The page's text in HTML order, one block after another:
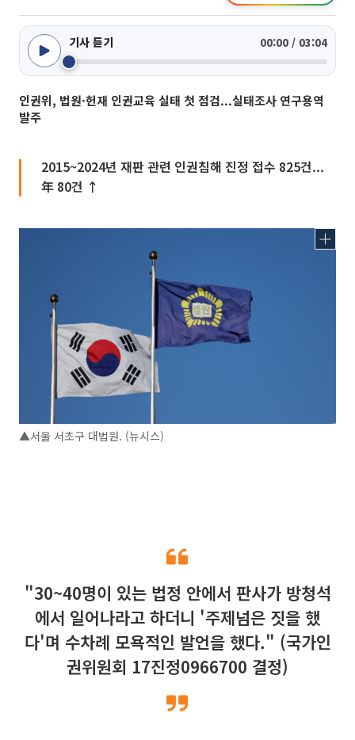
기사 듣기 00:00 / 03:04
인권위, 법원·헌재 인권교육 실태 첫 점검...실태조사 연구용역
발주
2015~2024년 재판 관련 인권침해 진정 접수 825건...
年 80건 ↑
▲서울 서초구 대법원. (뉴시스)
"30~40명이 있는 법정 안에서 판사가 방청석
에서 일어나라고 하더니 '주제넘은 짓을 했
다'며 수차례 모욕적인 발언을 했다." (국가인
권위원회 17진정0966700 결정)